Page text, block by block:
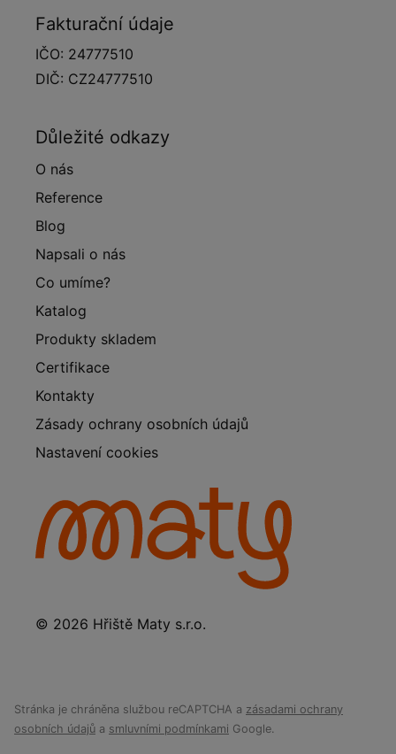
Fakturační údaje
IČO: 24777510
DIČ: CZ24777510
Důležité odkazy
O nás
Reference
Blog
Napsali o nás
Co umíme?
Katalog
Produkty skladem
Certifikace
Kontakty
Zásady ochrany osobních údajů
Nastavení cookies
© 2026 Hřiště Maty s.r.o.
Stránka je chráněna službou reCAPTCHA a zásadami ochrany
osobních údajů a smluvními podmínkami Google.